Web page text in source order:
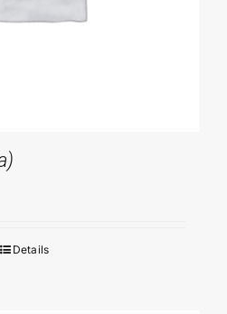
Details